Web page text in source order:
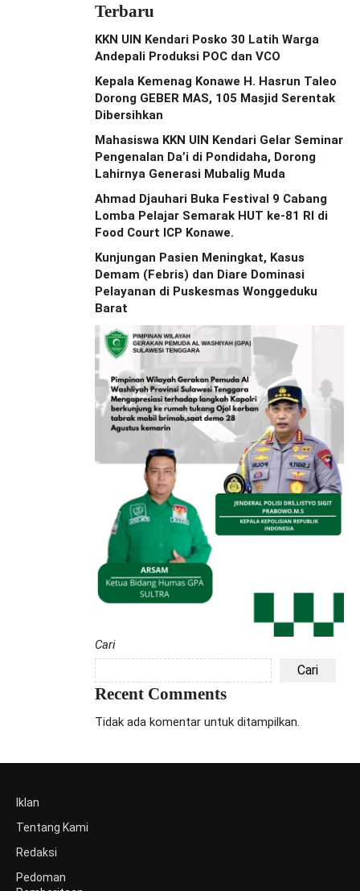
Terbaru
KKN UIN Kendari Posko 30 Latih Warga
Andepali Produksi POC dan VCO
Kepala Kemenag Konawe H. Hasrun Taleo
Dorong GEBER MAS, 105 Masjid Serentak
Dibersihkan
Mahasiswa KKN UIN Kendari Gelar Seminar
Pengenalan Da’i di Pondidaha, Dorong
Lahirnya Generasi Mubalig Muda
Ahmad Djauhari Buka Festival 9 Cabang
Lomba Pelajar Semarak HUT ke-81 RI di
Food Court ICP Konawe.
Kunjungan Pasien Meningkat, Kasus
Demam (Febris) dan Diare Dominasi
Pelayanan di Puskesmas Wonggeduku
Barat
Cari
Cari
Recent Comments
Tidak ada komentar untuk ditampilkan.
Iklan
Tentang Kami
Redaksi
Pedoman